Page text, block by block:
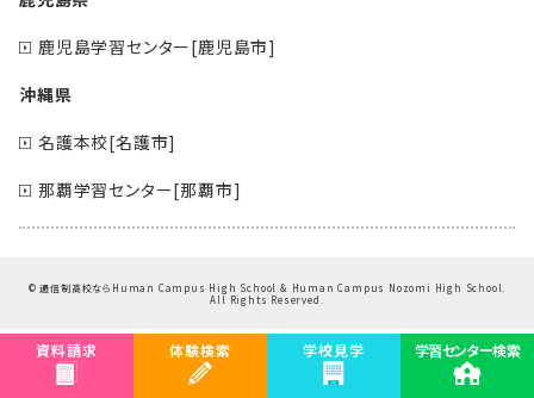
鹿児島学習センター[鹿児島市]
沖縄県
名護本校[名護市]
那覇学習センター[那覇市]
©通信制高校ならHuman Campus High School & Human Campus Nozomi High School.
All Rights Reserved.
資料請求 体験検索 学校見学 学習センター検索